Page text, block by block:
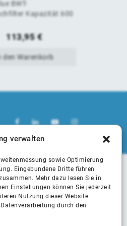
verwalten
sowie Optimierung
Eingebundene Dritte führen
Mehr dazu lesen Sie in
Einstellungen können Sie jederzeit
Nutzung dieser Website
durch den
BWT-
Kapazität 600
113,95€
den Warenkorb